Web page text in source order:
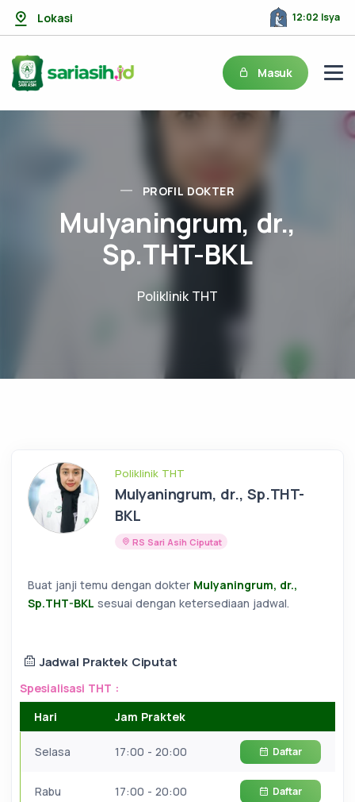
Lokasi 12:02 Isya
Masuk
PROFIL DOKTER
Mulyaningrum, dr.,
Sp.THT-BKL
Poliklinik THT
Poliklinik THT
Mulyaningrum, dr., Sp.THT-
BKL
RS Sari Asih Ciputat
Buat janji temu dengan dokter Mulyaningrum, dr.,
Sp.THT-BKL sesuai dengan ketersediaan jadwal.
Jadwal Praktek Ciputat
Spesialisasi THT :
Hari
Jam Praktek
Selasa 17:00 - 20:00 Daftar
Rabu 17:00 - 20:00 Daftar